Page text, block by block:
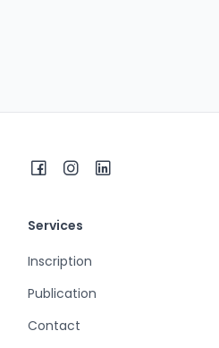
Services
Inscription
Publication
Contact